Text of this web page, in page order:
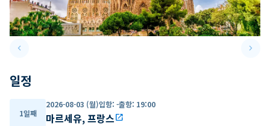
keyboard_arrow_leftPrevious slide keyboard_arrow_right
일정
1일째
2026-08-03 (월)입항: -출항: 19:00
마르세유, 프랑스open_in_new